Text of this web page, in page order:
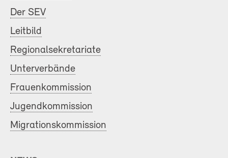
Der SEV
Leitbild
Regionalsekretariate
Unterverbände
Frauenkommission
Jugendkommission
Migrationskommission